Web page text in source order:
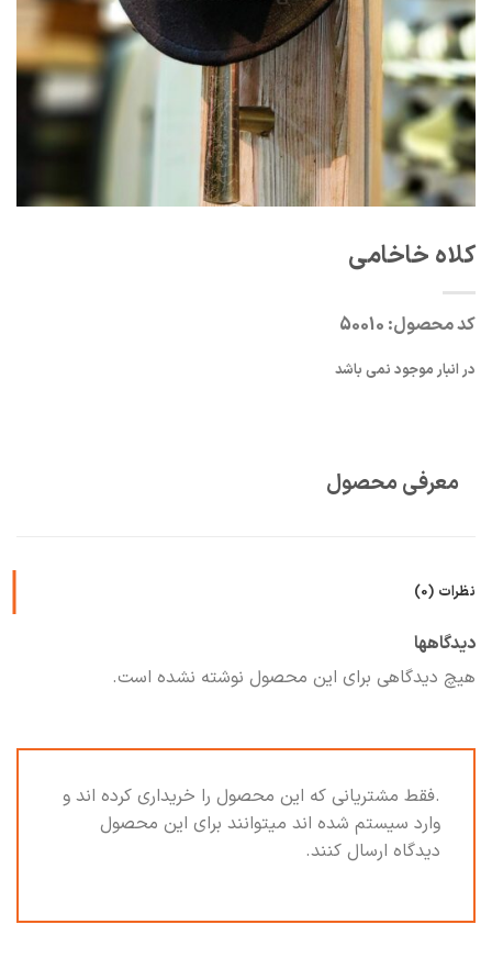
کلاه خاخامی
کد محصول:50010
در انبار موجود نمی باشد
معرفی محصول
نظرات (0)
دیدگاهها
هیچ دیدگاهی برای این محصول نوشته نشده است.
.فقط مشتریانی که این محصول را خریداری کرده اند و
وارد سیستم شده اند میتوانند برای این محصول
دیدگاه ارسال کنند.